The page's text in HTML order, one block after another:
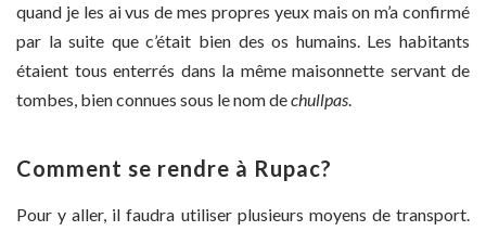
quand je les ai vus de mes propres yeux mais on m’a confirmé
par la suite que c’était bien des os humains. Les habitants
étaient tous enterrés dans la même maisonnette servant de
tombes, bien connues sous le nom dechullpas.
Comment se rendre à Rupac?
Pour y aller, il faudra utiliser plusieurs moyens de transport.